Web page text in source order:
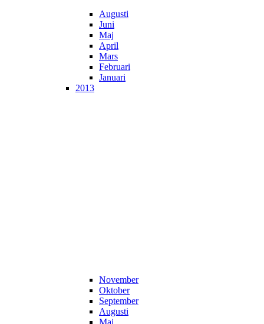
Augusti
Juni
Maj
April
Mars
Februari
Januari
2013
November
Oktober
September
Augusti
Maj